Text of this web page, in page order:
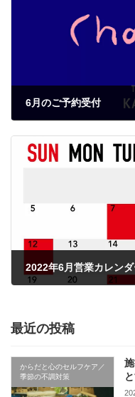
6月のご予約受付
2022年6月営業カレン
最近の投稿
からだと心のセルフケア／
季節の不調対策